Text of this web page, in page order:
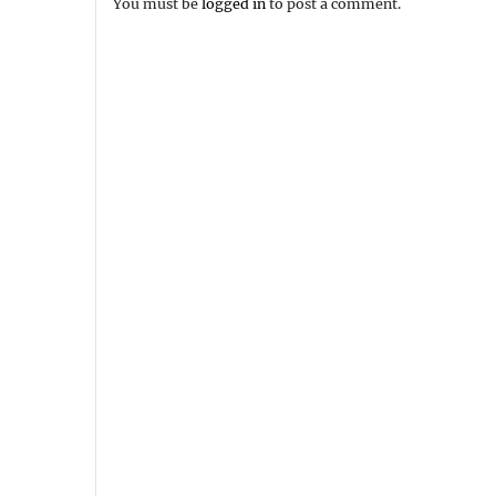
You must be logged in to post a comment.